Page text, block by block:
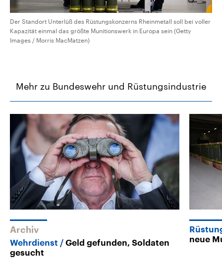
Der Standort Unterlüß des Rüstungskonzerns Rheinmetall soll bei voller
Kapazität einmal das größte Munitionswerk in Europa sein (Getty
Images / Morris MacMatzen)
Mehr zu Bundeswehr und Rüstungsindustrie
Archiv
Wehrdienst
Geld gefunden, Soldaten
gesucht
neue